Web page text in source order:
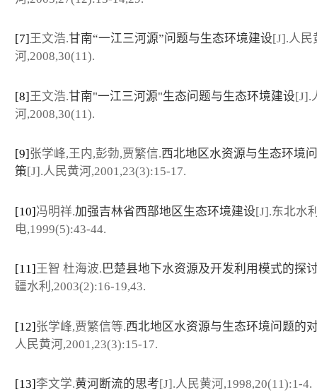
[7] 王文浩.甘南“一江三河源”问题与生态环境建设[J].人民
河,2008,30(11).
[8]王文浩.甘南"一江三河源"生态问题与生态环境建设[J].
河,2008,30(11).
[9] 张学峰,王内,彭勃,贾繁信.西北地区水资源与生态环境
策[J].人民黄河,2001,23(3):15-17.
[10]冯明祥.加强吉林省西部地区生态环境建设[J].东北水
电,1999(5):43-44.
[11] 王智 杜海波.巴楚县地下水资源及开发利用模式的探
疆水利,2003(2):16-19,43.
[12]张学峰,贾繁信等.西北地区水资源与生态环境问题的
人民黄河,2001,23(3):15-17.
[13]李文学.黄河断流的思考[J].人民黄河,1998,20(11):1-4.